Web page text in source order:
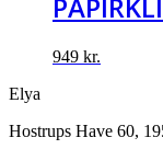
949 kr.
Elya
Hostrups Have 60,